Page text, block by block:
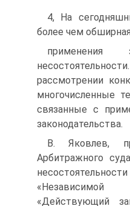
4, На
более чем
применения
рассмотрении
многочисленные
связанные с
законодательства.
В. Яковлев,
Арбитражного
«Действующий